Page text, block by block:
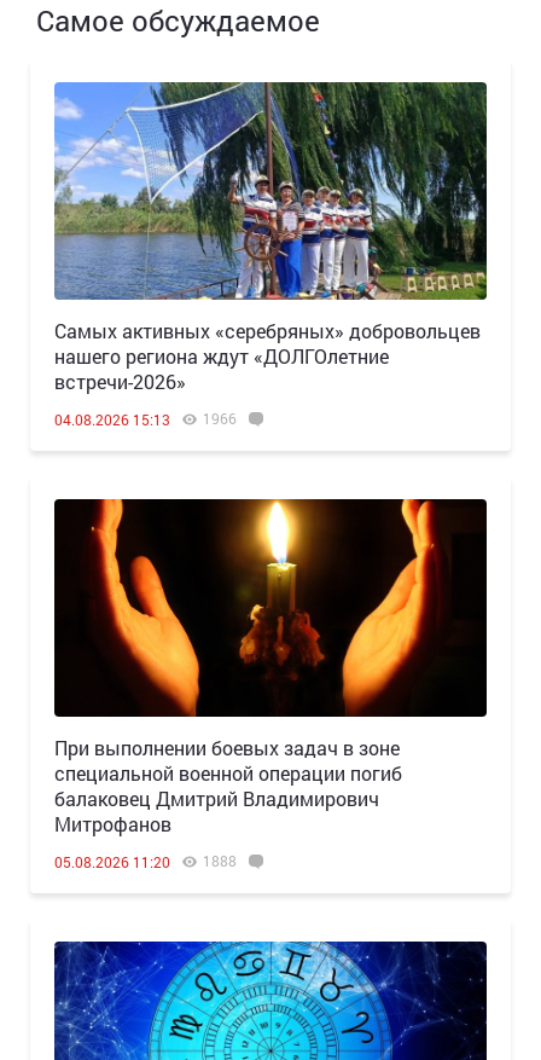
Самое обсуждаемое
Самых активных «серебряных» добровольцев
нашего региона ждут «ДОЛГОлетние
встречи-2026»
04.08.2026 15:13 1966
При выполнении боевых задач в зоне
специальной военной операции погиб
балаковец Дмитрий Владимирович
Митрофанов
05.08.2026 11:20 1888